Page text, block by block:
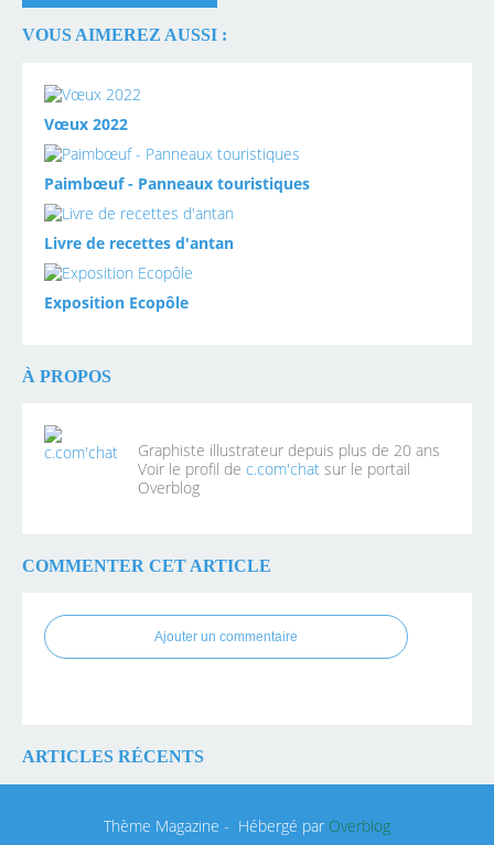
VOUS AIMEREZ AUSSI :
Vœux 2022
Paimbœuf - Panneaux touristiques
Livre de recettes d'antan
Exposition Ecopôle
À PROPOS
Graphiste illustrateur depuis plus de 20 ans
Voir le profil de c.com'chat sur le portail
Overblog
COMMENTER CET ARTICLE
Ajouter un commentaire
ARTICLES RÉCENTS
Thème Magazine - Hébergé par Overblog